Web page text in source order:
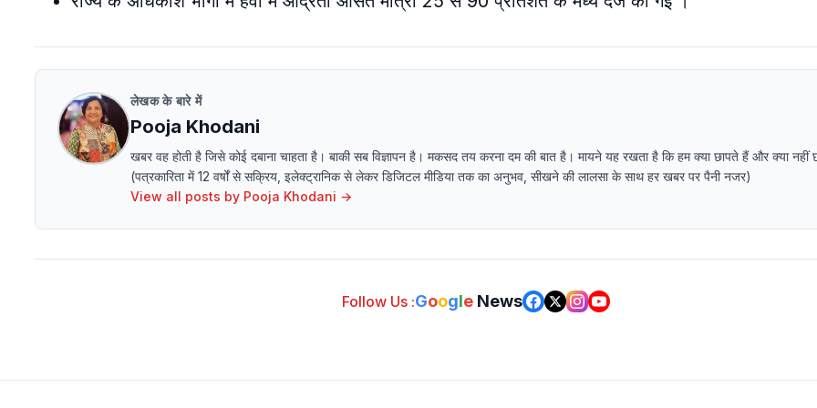
लेखक के बारे में
Pooja Khodani
खबर वह होती है जिसे कोई दबाना चाहता है। बाकी सब विज्ञापन है। मकसद तय करना दम की बात है। मायने यह रखता है कि हम क्या छापते हैं और क्या नहीं
(पत्रकारिता में 12 वर्षों से सक्रिय, इलेक्ट्रानिक से लेकर डिजिटल मीडिया तक का अनुभव, सीखने की लालसा के साथ हर खबर पर पैनी नजर)
View all posts by Pooja Khodani →
Follow Us :Google News